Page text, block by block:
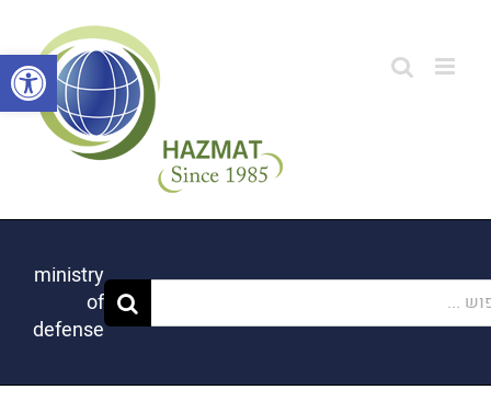
פתח
ministry
of
defense